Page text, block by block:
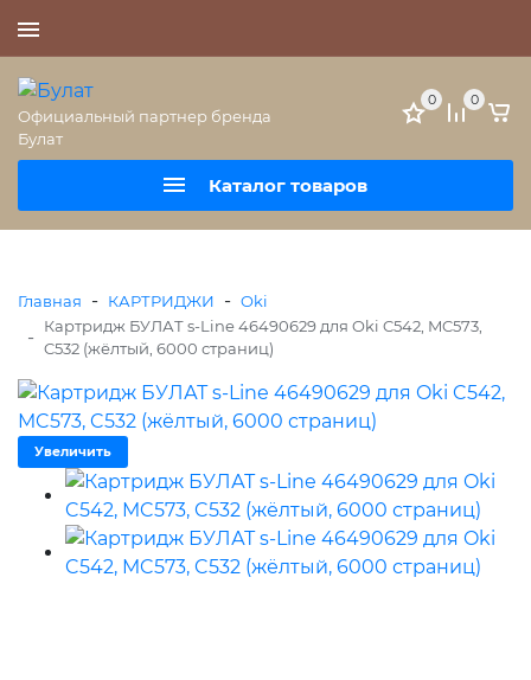
Официальный партнер бренда
Булат
Каталог товаров
0 0
Главная - КАРТРИДЖИ - Oki
-
Картридж БУЛАТ s-Line 46490629 для Oki C542, MC573,
C532 (жёлтый, 6000 страниц)
Увеличить